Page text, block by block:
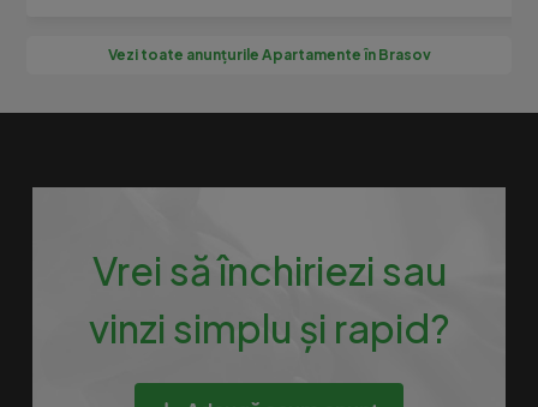
Vezi toate anunțurile Apartamente în Brasov
Vrei să închiriezi sau
vinzi simplu și rapid?